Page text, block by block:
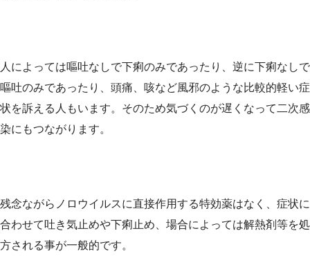
人によっては嘔吐なしで下痢のみであったり、逆に下痢なしで
嘔吐のみであったり、頭痛、咳など風邪のような比較的軽い症
状を訴える人もいます。そのため気づくのが遅くなって二次感
染にもつながります。
残念ながらノロウイルスに直接作用する特効薬はなく、症状に
合わせて吐き気止めや下痢止め、場合によっては解熱剤等を処
方される事が一般的です。